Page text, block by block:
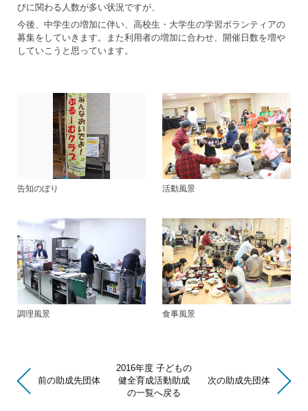
びに関わる人数が多い状況ですが、
今後、中学生の増加に伴い、高校生・大学生の学習ボランティアの
募集をしていきます。また利用者の増加に合わせ、開催日数を増や
していこうと思っています。
告知のぼり 活動風景
調理風景 食事風景
前の助成先団体
2016年度 子どもの
健全育成活動助成
の一覧へ戻る
次の助成先団体